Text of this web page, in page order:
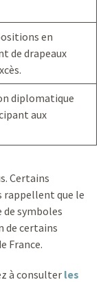
en
de drapeaux
diplomatique
aux
Certains
rappellent que le
de symboles
de certains
France.
à consulter les